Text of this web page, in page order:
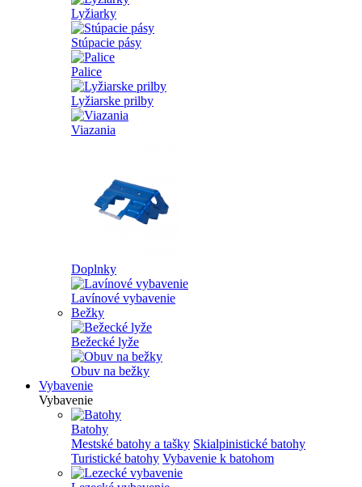
Lyžiarky
Stúpacie pásy
Palice
Lyžiarske prilby
Viazania
Doplnky
Lavínové vybavenie
Bežky
Bežecké lyže
Obuv na bežky
Vybavenie
Vybavenie
Batohy
Mestské batohy a tašky Skialpinistické batohy
Turistické batohy Vybavenie k batohom